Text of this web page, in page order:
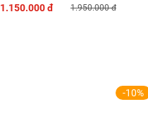
1.150.000 đ
1.950.000 đ
-10%